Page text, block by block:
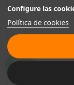
Configure las
Política de cookies